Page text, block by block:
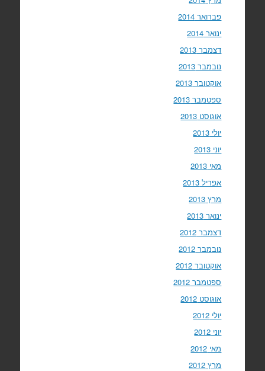
פברואר 2014
ינואר 2014
דצמבר 2013
נובמבר 2013
אוקטובר 2013
ספטמבר 2013
אוגוסט 2013
יולי 2013
יוני 2013
מאי 2013
אפריל 2013
מרץ 2013
ינואר 2013
דצמבר 2012
נובמבר 2012
אוקטובר 2012
ספטמבר 2012
אוגוסט 2012
יולי 2012
יוני 2012
מאי 2012
מרץ 2012